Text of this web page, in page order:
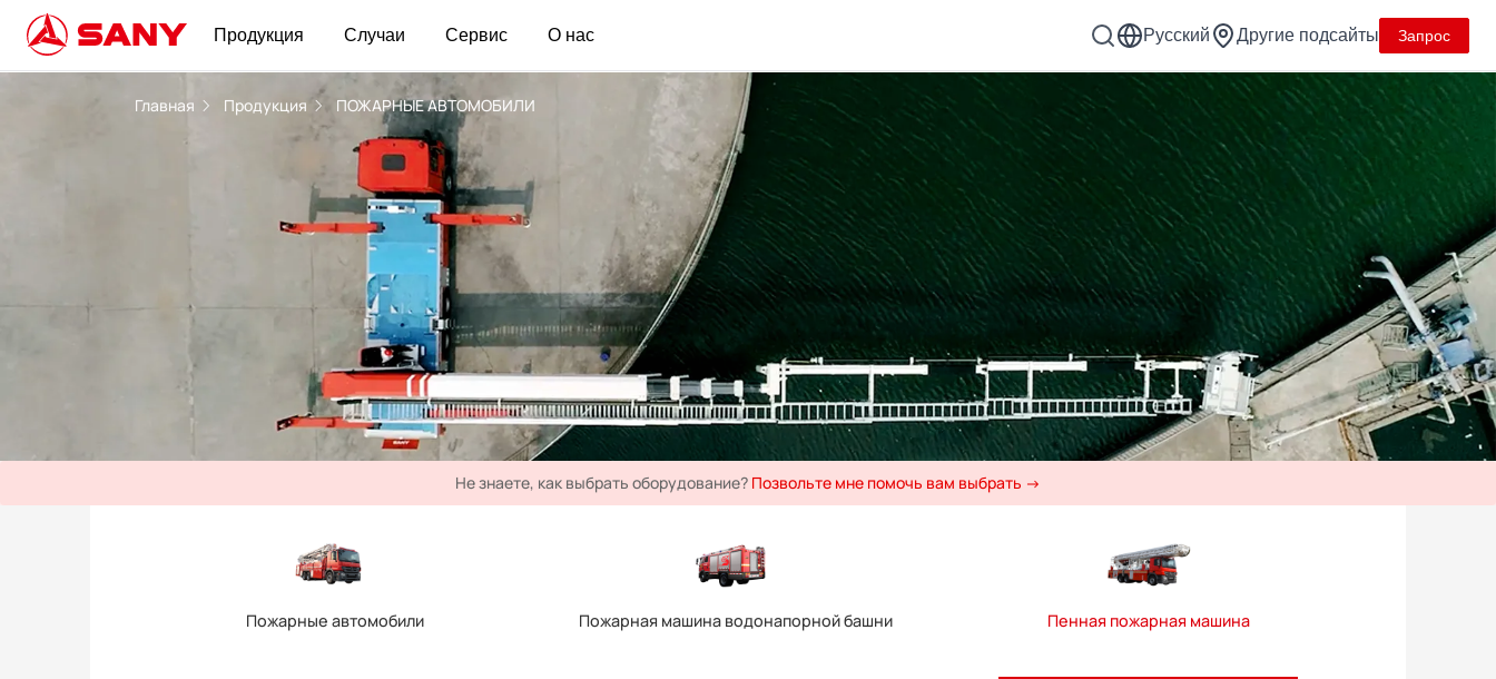
Продукция Случаи Сервис О нас Русский Другие подсайты Запрос
Пенная пожарная машина | ПОЖАРНЫЕ АВТОМОБИЛИ
Главная Продукция ПОЖАРНЫЕ АВТОМОБИЛИ
Не знаете, как выбрать оборудование? Позвольте мне помочь вам выбрать →
Пожарные автомобили Пожарная машина водонапорной башни Пенная пожарная машина